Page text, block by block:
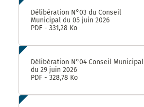
Délibération N°03 du Conseil
Municipal du 05 juin 2026
PDF - 331,28 Ko
Délibération N°04 Conseil Municipal
du 29 juin 2026
PDF - 328,78 Ko